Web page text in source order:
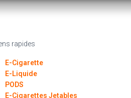
rapides
E-Cigarette
E-Liquide
PODS
E-Cigarettes Jetables